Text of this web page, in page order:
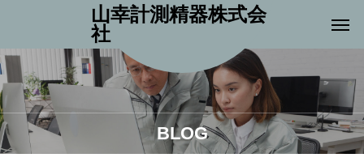
山幸計測精器株式会
社
BLOG